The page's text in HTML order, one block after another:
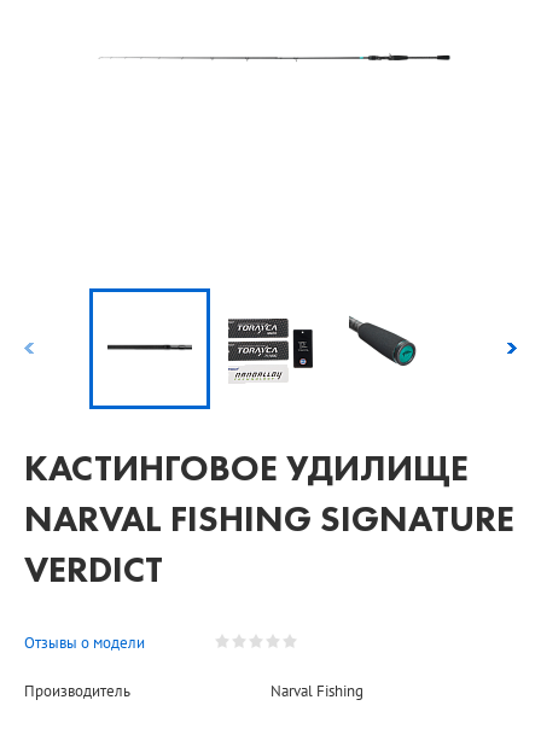
КАСТИНГОВОЕ УДИЛИЩЕ
NARVAL FISHING SIGNATURE
VERDICT
Отзывы о модели
Производитель Narval Fishing